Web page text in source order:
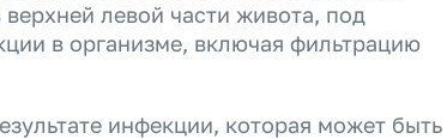
левой части живота, под
в организме, включая фильтрацию
инфекции, которая может быть